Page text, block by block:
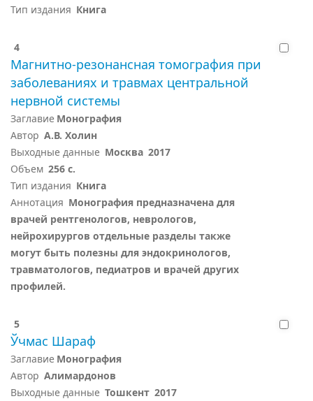
Тип издания Книга
4
Магнитно-резонансная томография при
заболеваниях и травмах центральной
нервной системы
Заглавие Монография
Автор А.В. Холин
Выходные данные Москва 2017
Объем 256 с.
Тип издания Книга
Аннотация Монография предназначена для
врачей рентгенологов, неврологов,
нейрохирургов отдельные разделы также
могут быть полезны для эндокринологов,
травматологов, педиатров и врачей других
профилей.
5
Ўчмас Шараф
Заглавие Монография
Автор Алимардонов
Выходные данные Тошкент 2017